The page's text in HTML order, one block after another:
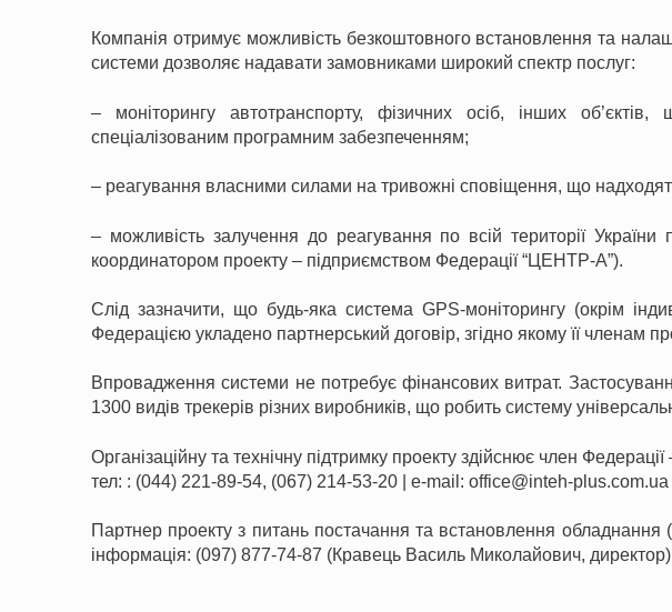
Компанія отримує можливість безкоштовного встановлення та
системи дозволяє надавати замовниками широкий спектр послуг:
– моніторингу автотранспорту, фізичних осіб, інших
спеціалізованим програмним забезпеченням;
– реагування власними силами на тривожні сповіщення, що надходять
– можливість залучення до реагування по всій території
координатором проекту – підприємством Федерації “ЦЕНТР-А”).
Слід зазначити, що будь-яка система GPS-моніторингу (окрім
Федерацією укладено партнерський договір, згідно якому її членам
Впровадження системи не потребує фінансових витрат.
1300 видів трекерів різних виробників, що робить систему
Організаційну та технічну підтримку проекту здійснює член
тел: : (044) 221-89-54, (067) 214-53-20 | e-mail: office@inteh-plus.com.ua
Партнер проекту з питань постачання та встановлення обладнання
інформація: (097) 877-74-87 (Кравець Василь Миколайович,